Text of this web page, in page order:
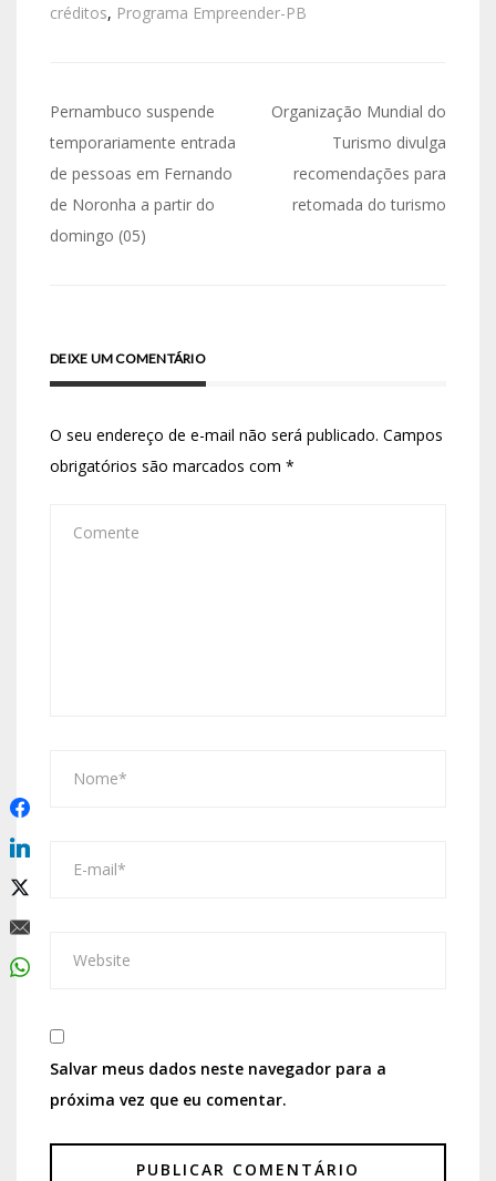
créditos, Programa Empreender-PB
Pernambuco suspende
temporariamente entrada
de pessoas em Fernando
de Noronha a partir do
domingo (05)
Organização Mundial do
Turismo divulga
recomendações para
retomada do turismo
DEIXE UM COMENTÁRIO
O seu endereço de e-mail não será publicado. Campos
obrigatórios são marcados com *
Salvar meus dados neste navegador para a
próxima vez que eu comentar.